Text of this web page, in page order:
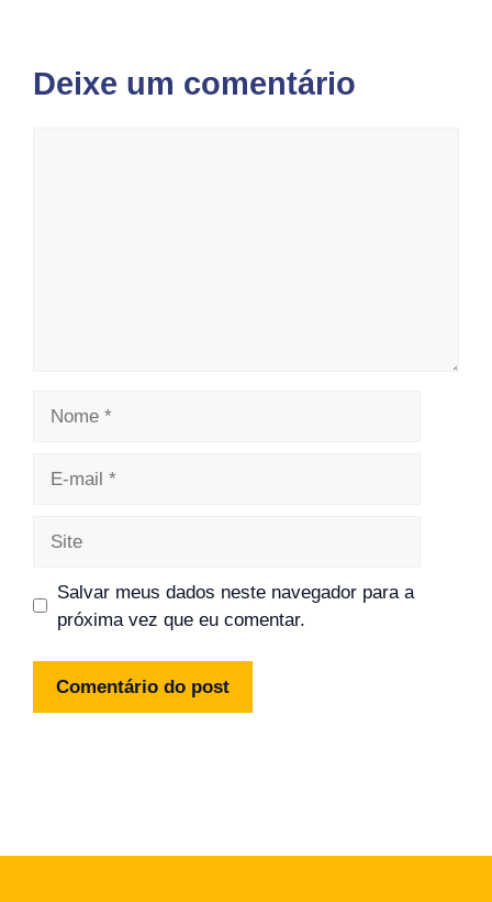
Deixe um comentário
Salvar meus dados neste navegador para a
próxima vez que eu comentar.